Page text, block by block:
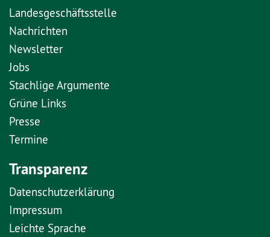
Landesgeschäftsstelle
Nachrichten
Newsletter
Jobs
Stachlige Argumente
Grüne Links
Presse
Termine
Transparenz
Datenschutzerklärung
Impressum
Leichte Sprache